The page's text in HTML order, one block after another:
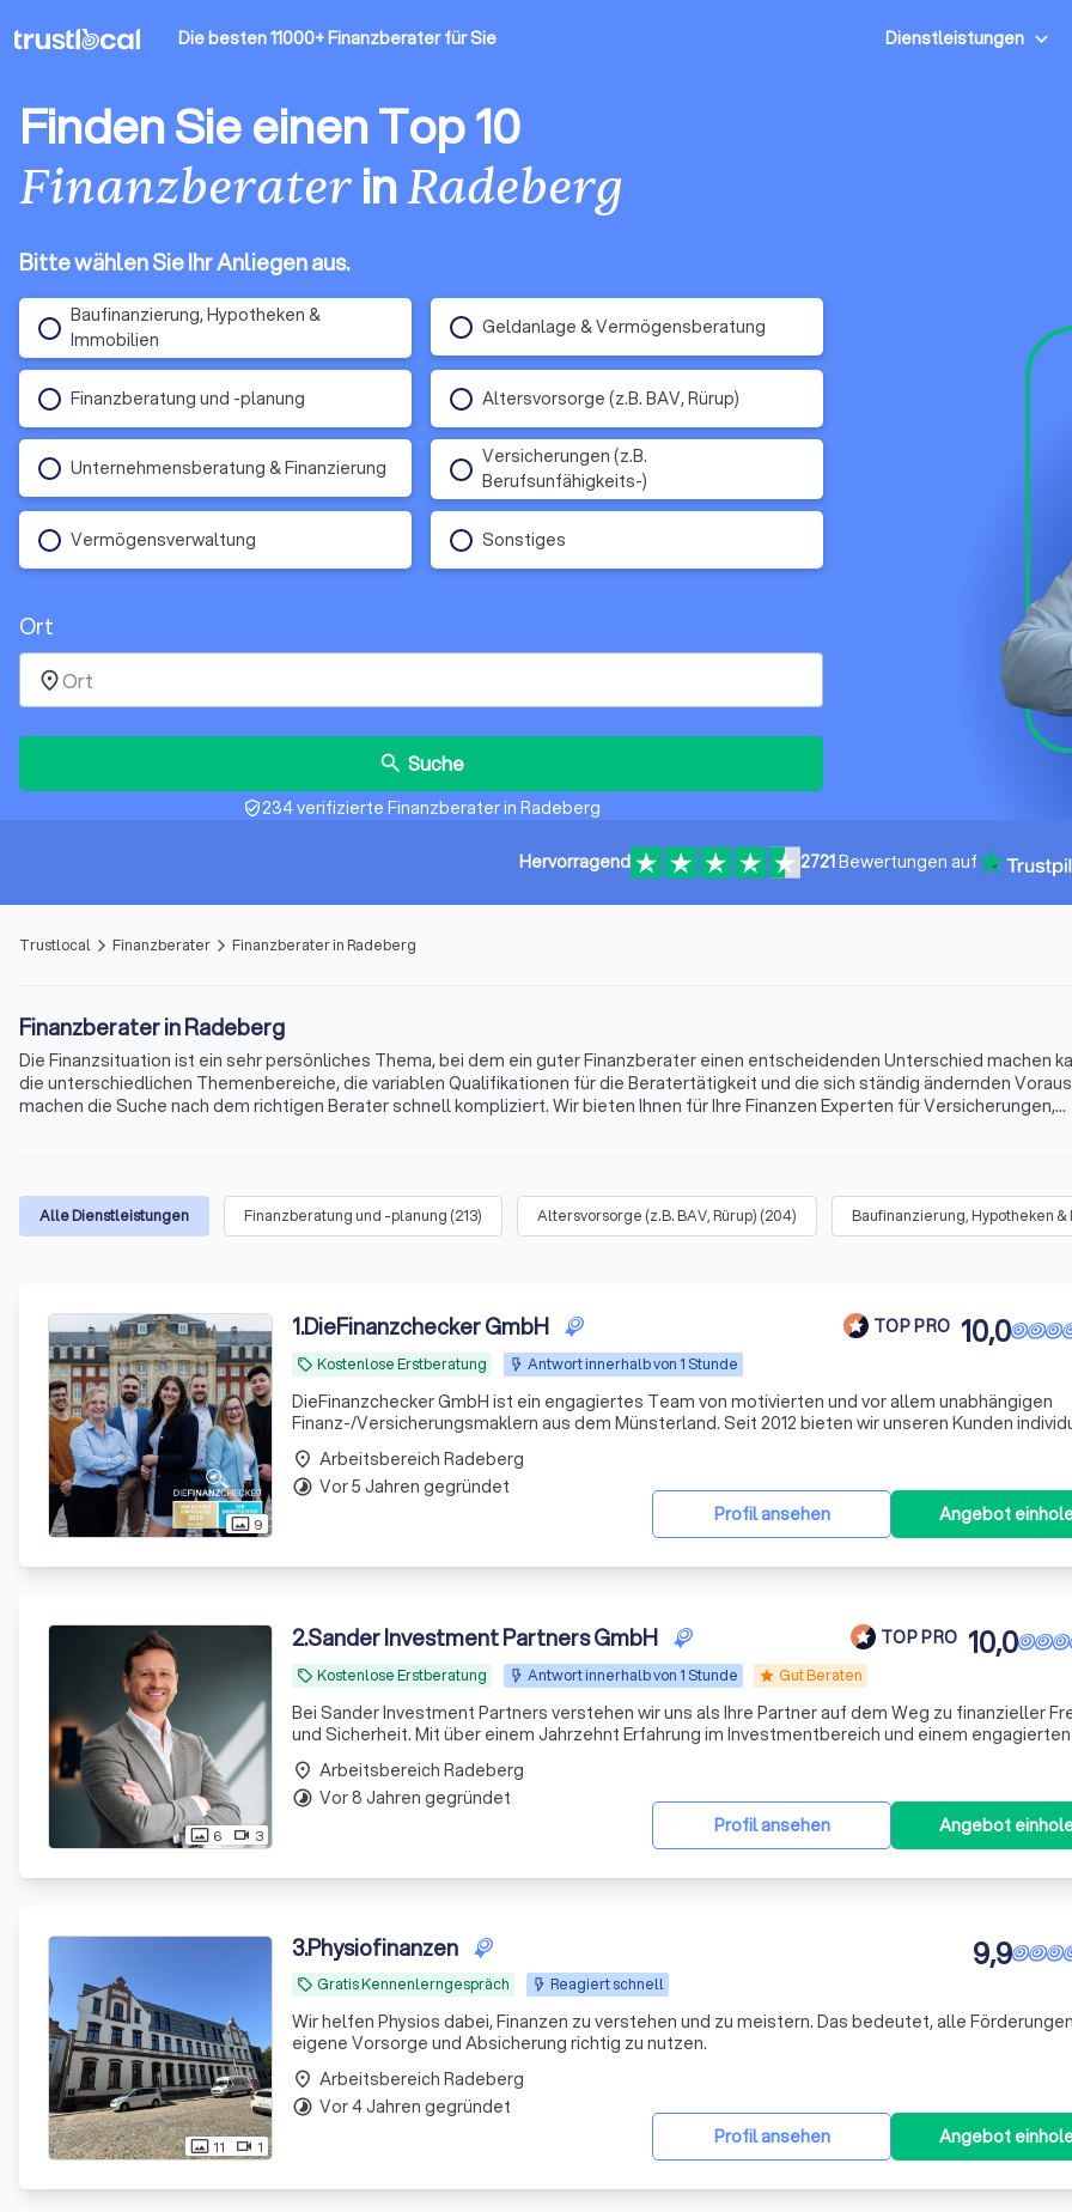
Die besten 11000+ Finanzberater für Sie Dienstleistungen
Finden Sie einen Top 10
FinanzberaterinRadeberg
Bitte wählen Sie Ihr Anliegen aus.
Baufinanzierung, Hypotheken &
Immobilien
Geldanlage & Vermögensberatung
Finanzberatung und -planung Altersvorsorge (z.B. BAV, Rürup)
Unternehmensberatung & Finanzierung
Versicherungen (z.B.
Berufsunfähigkeits-)
Vermögensverwaltung Sonstiges
Ort
place
search Suche
verified_user234 verifizierte Finanzberater in Radeberg
Hervorragend 2721Bewertungen auf
Trustlocal arrow_forward_ios Finanzberater arrow_forward_ios Finanzberater in Radeberg
Finanzberater in Radeberg
Die Finanzsituation ist ein sehr persönliches Thema, bei dem ein guter Finanzberater einen entscheidenden Unterschied machen
die unterschiedlichen Themenbereiche, die variablen Qualifikationen für die Beratertätigkeit und die sich ständig ändernden
machen die Suche nach dem richtigen Berater schnell kompliziert. Wir bieten Ihnen für Ihre Finanzen Experten für Versicherungen,
Alle Dienstleistungen Finanzberatung und -planung (213) Altersvorsorge (z.B. BAV, Rürup) (204) Baufinanzierung, Hypotheken &
photo_size_select_actual 9
1.DieFinanzchecker GmbH TOP PRO
local_offer Kostenlose Erstberatung Antwort innerhalb von 1 Stunde
10,0
DieFinanzchecker GmbH ist ein engagiertes Team von motivierten und vor allem unabhängigen
Finanz-/Versicherungsmaklern aus dem Münsterland. Seit 2012 bieten wir unseren Kunden
und zielorientierte Produkte an, wobei wir den Fokus auf Transparenz und Verständlichkeit setzen.
sind uns
Profil ansehen
Angebot
place Arbeitsbereich Radeberg
timelapse Vor 5 Jahren gegründet
photo_size_select_actual 6 videocam 3
2.Sander Investment Partners GmbH TOP PRO
local_offer Kostenlose Erstberatung Antwort innerhalb von 1 Stunde star Gut Beraten
10,0
Bei Sander Investment Partners verstehen wir uns als Ihre Partner auf dem Weg zu finanzieller
und Sicherheit. Mit über einem Jahrzehnt Erfahrung im Investmentbereich und einem engagierten
aus Experten bieten wir maßgeschneiderte Anlagestrategien, die perfekt auf Ihre individuellen
Profil ansehen Angebot
place Arbeitsbereich Radeberg
timelapse Vor 8 Jahren gegründet
photo_size_select_actual 11 videocam 1
3.Physiofinanzen
local_offer Gratis Kennenlerngespräch Reagiert schnell
9,9
Wir helfen Physios dabei, Finanzen zu verstehen und zu meistern. Das bedeutet, alle
eigene Vorsorge und Absicherung richtig zu nutzen.
Profil ansehen Angebot
place Arbeitsbereich Radeberg
timelapse Vor 4 Jahren gegründet